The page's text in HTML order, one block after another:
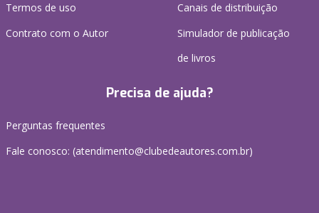
Termos de uso
Contrato com o Autor
Canais de distribuição
Simulador de publicação
de livros
Precisa de ajuda?
Perguntas frequentes
Fale conosco: (atendimento@clubedeautores.com.br)